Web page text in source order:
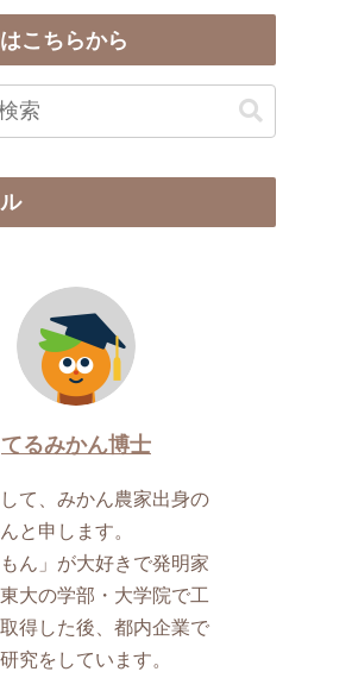
こちらから
てるみかん博士
て、みかん農家出身の
と申します。
もん」が大好きで発明家
大の学部・大学院で工
得した後、都内企業で
究をしています。